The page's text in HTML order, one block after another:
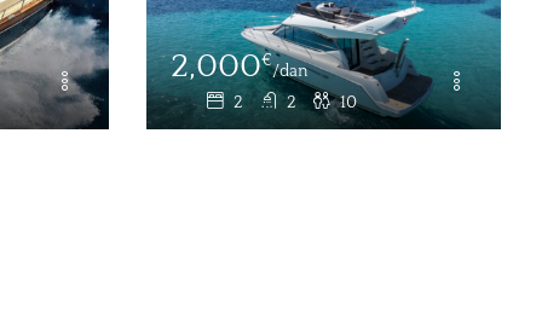
4,500€
/Noć
4
3 8